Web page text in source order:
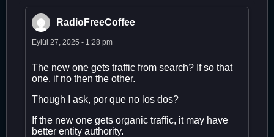
RadioFreeCoffee
Eylül 27, 2025 - 1:28 pm
The new one gets traffic from search? If so that
one, if no then the other.
Though I ask, por que no los dos?
If the new one gets organic traffic, it may have
better entity authority.